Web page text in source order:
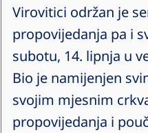
Virovitici održan je
propovijedanja pa i
subotu, 14. lipnja u
Bio je namijenjen
svojim mjesnim
propovijedanja i